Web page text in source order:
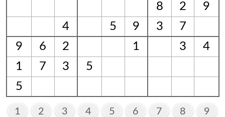
8
2
9
4
5 9 3
7
9
6 2 1 3
4
1
7 3
5
5
1 2 3 4 5 6 7 8 9